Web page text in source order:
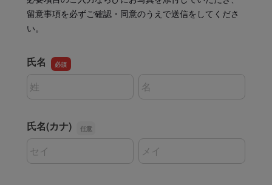
最近チェックした商品
カテゴリーから選ぶ
ご利用ガイド
よくあるご質問